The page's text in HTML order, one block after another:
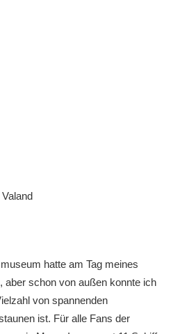
hatte am Tag meines
aber schon von außen konnte ich
von spannenden
ist. Für alle Fans der